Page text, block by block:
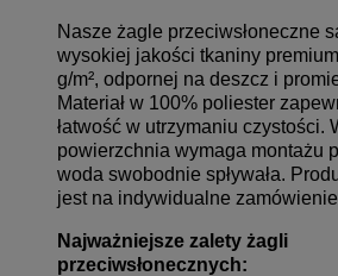
Nasze żagle przeciwsłoneczne
wysokiej jakości tkaniny
g/m², odpornej na deszcz i
Materiał w 100% poliester
łatwość w utrzymaniu czystości.
powierzchnia wymaga montażu
woda swobodnie spływała.
jest na indywidualne
Najważniejsze zalety żagli
przeciwsłonecznych: